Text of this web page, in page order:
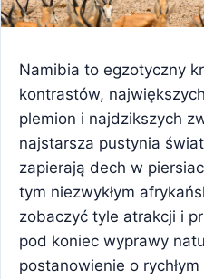
Namibia to egzotyczny
kontrastów,
plemion i najdzikszych
najstarsza pustynia
zapierają dech w
tym niezwykłym
zobaczyć tyle atrakcji i
pod koniec wyprawy
postanowienie o